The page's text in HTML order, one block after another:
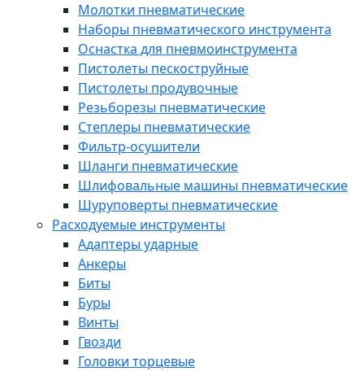
Молотки пневматические
Наборы пневматического инструмента
Оснастка для пневмоинструмента
Пистолеты пескоструйные
Пистолеты продувочные
Резьборезы пневматические
Степлеры пневматические
Фильтр-осушители
Шланги пневматические
Шлифовальные машины пневматические
Шуруповерты пневматические
Расходуемые инструменты
Адаптеры ударные
Анкеры
Биты
Буры
Винты
Гвозди
Головки торцевые